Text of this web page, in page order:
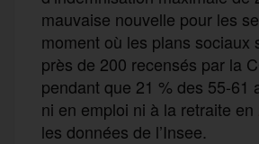
mauvaise nouvelle pour les
moment où les plans sociaux
près de 200 recensés par la
pendant que 21 % des 55-61
ni en emploi ni à la retraite en
les données de l’Insee.